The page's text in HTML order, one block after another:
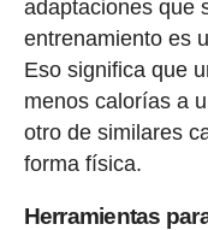
adaptaciones que
entrenamiento es
Eso significa que
menos calorías a
otro de similares
forma física.
Herramientas